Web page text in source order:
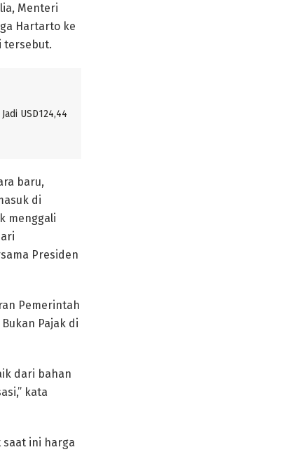
Menteri
Hartarto ke
tersebut.
USD124,44
baru,
di
menggali
Presiden
Pemerintah
Pajak di
dari bahan
kata
ini harga